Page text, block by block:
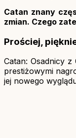
Catan znany
zmian. Czego
Prościej,
Catan: Osadnicy
prestiżowymi
jej nowego